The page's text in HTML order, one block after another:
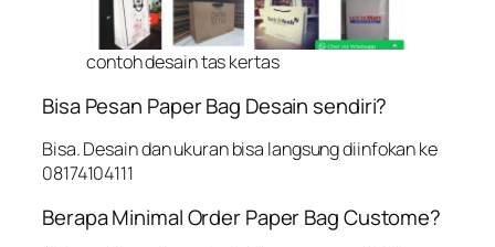
contoh desain tas kertas
Bisa Pesan Paper Bag Desain sendiri?
Bisa. Desain dan ukuran bisa langsung diinfokan ke
08174104111
Berapa Minimal Order Paper Bag Custome?